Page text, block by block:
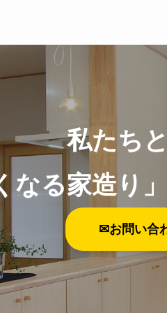
私たち
なる家造り
✉お問い